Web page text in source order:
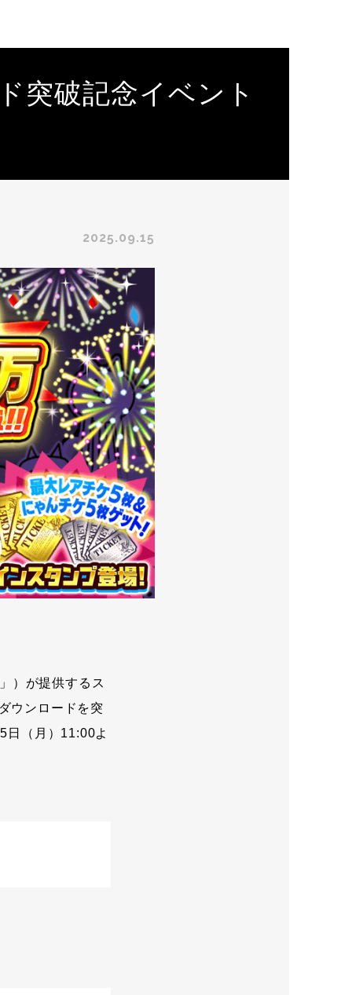
突破記念イベント
2025.09.15
）が提供するス
ウンロードを突
日（月）11:00よ